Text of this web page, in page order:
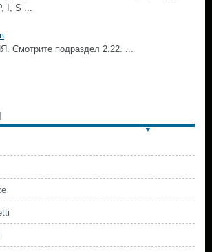
I, S ...
подраздел 2.22. ...